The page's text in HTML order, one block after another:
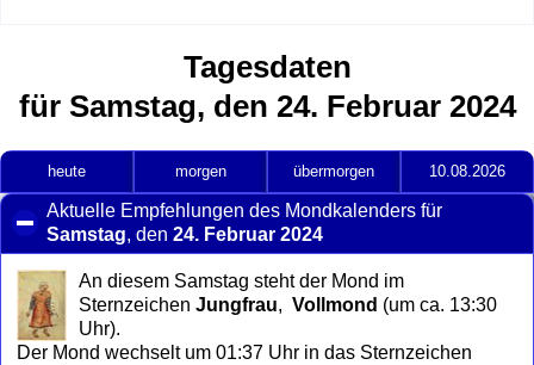
Tagesdaten
für Samstag, den 24. Februar 2024
heute morgen übermorgen 10.08.2026
Aktuelle Empfehlungen des Mondkalenders für
Samstag, den24. Februar 2024
to
collapse
contents
An diesem Samstag steht der Mond im
Sternzeichen Jungfrau, Vollmond (um ca. 13:30
Uhr).
Der Mond wechselt um 01:37 Uhr in das Sternzeichen